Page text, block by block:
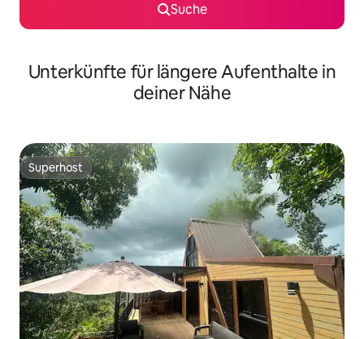
Suche
Unterkünfte für längere Aufenthalte in
deiner Nähe
Superhost
Superhost